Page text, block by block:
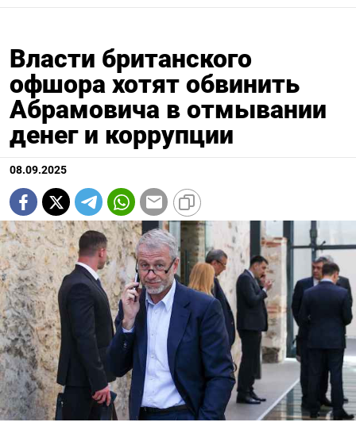
Власти британского
офшора хотят обвинить
Абрамовича в отмывании
денег и коррупции
08.09.2025